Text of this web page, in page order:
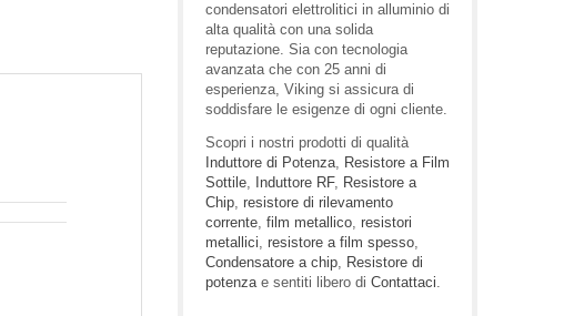
condensatori elettrolitici in alluminio di
alta qualità con una solida
reputazione. Sia con tecnologia
avanzata che con 25 anni di
esperienza, Viking si assicura di
soddisfare le esigenze di ogni cliente.
Scopri i nostri prodotti di qualità
Induttore di Potenza, Resistore a Film
Sottile, Induttore RF, Resistore a
Chip, resistore di rilevamento
corrente, film metallico, resistori
metallici, resistore a film spesso,
Condensatore a chip, Resistore di
potenzae sentiti libero di Contattaci.